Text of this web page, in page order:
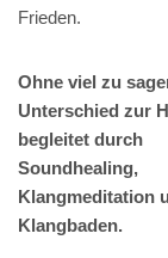
Frieden.
Ohne viel zu
Unterschied zur
begleitet durch
Soundhealing,
Klangmeditation
Klangbaden.